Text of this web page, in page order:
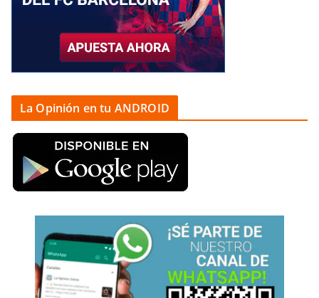
La Opinión en tu ANDROID